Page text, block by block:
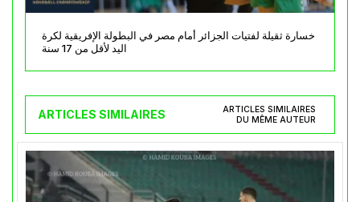
خسارة ثقيلة لفتيات الجزائر أمام مصر في البطولة الإفريقية لكرة
اليد لأقل من 17 سنة
ARTICLES SIMILAIRES
ARTICLES SIMILAIRES
DU MÊME AUTEUR